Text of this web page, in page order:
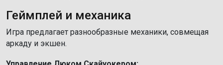
Геймплей и механика
Игра предлагает разнообразные механики, совмещая
аркаду и экшен.